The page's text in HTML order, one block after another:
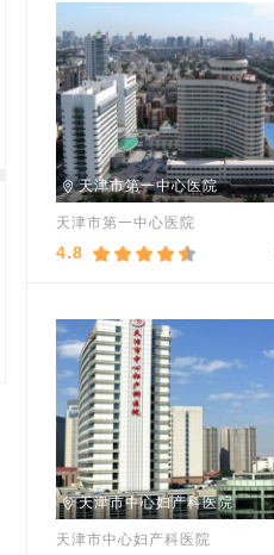
天津市第一中心医院
天津市第一中心医院
4.8
天津市中心妇产科医院
天津市中心妇产科医院